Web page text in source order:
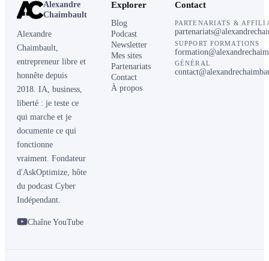
Alexandre
Chaimbault
Alexandre
Chaimbault,
entrepreneur libre et
honnête depuis
2018. IA, business,
liberté : je teste ce
qui marche et je
documente ce qui
fonctionne
vraiment. Fondateur
d'AskOptimize, hôte
du podcast Cyber
Indépendant.
Chaîne YouTube
Explorer
Blog
Podcast
Newsletter
Mes sites
Partenariats
Contact
À propos
Contact
PARTENARIATS &
SUPPORT FORMATIONS
GÉNÉRAL